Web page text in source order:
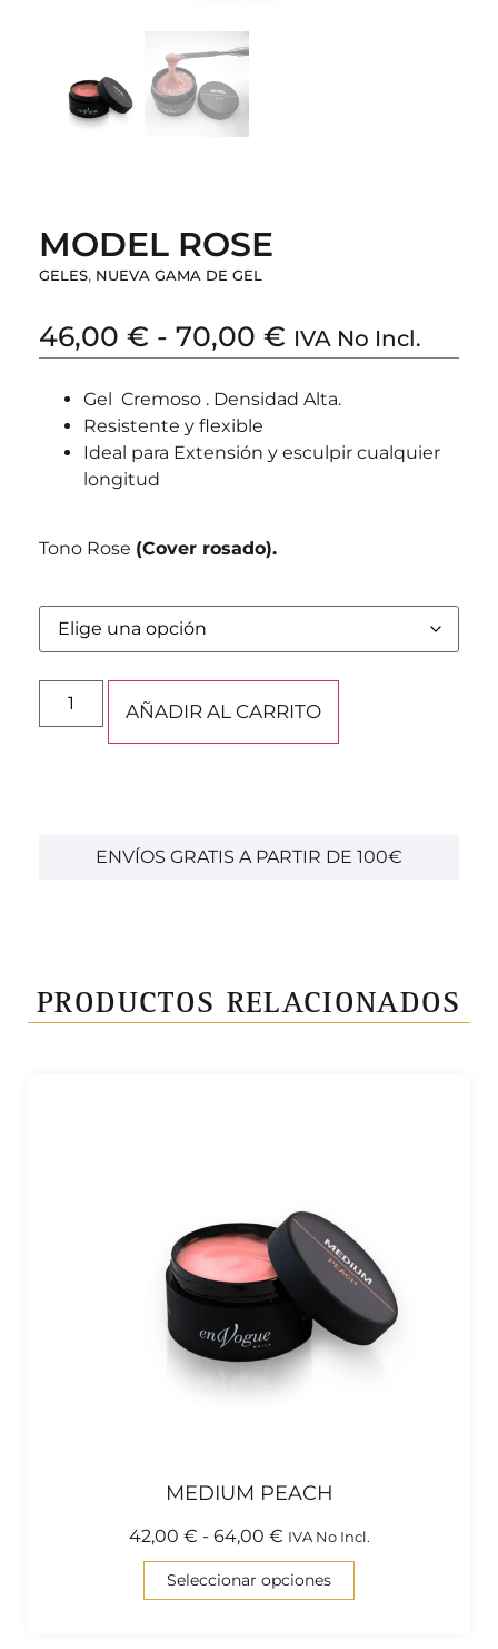
MODEL ROSE
GELES, NUEVA GAMA DE GEL
46,00 € - 70,00 € IVA No Incl.
Gel Cremoso . Densidad Alta.
Resistente y flexible
Ideal para Extensión y esculpir cualquier
longitud
Tono Rose (Cover rosado).
AÑADIR AL CARRITO
ENVÍOS GRATIS A PARTIR DE 100€
PRODUCTOS RELACIONADOS
MEDIUM PEACH
42,00 € - 64,00 € IVA No Incl.
Seleccionar opciones